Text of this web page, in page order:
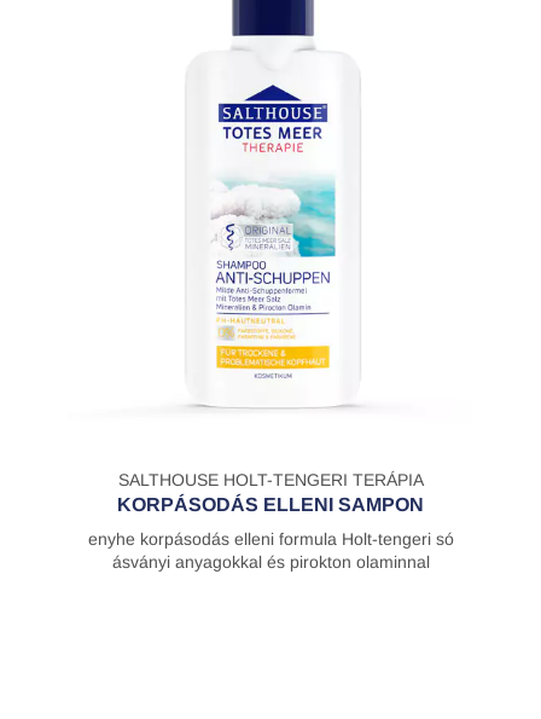
SALTHOUSE HOLT-TENGERI TERÁPIA
KORPÁSODÁS ELLENI SAMPON
enyhe korpásodás elleni formula Holt-tengeri só
ásványi anyagokkal és pirokton olaminnal